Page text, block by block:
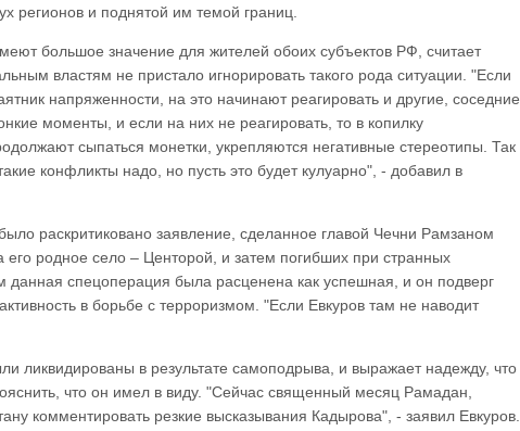
регионов и поднятой им темой границ.
большое значение для жителей обоих субъектов РФ, считает
властям не пристало игнорировать такого рода ситуации. "Если
напряженности, на это начинают реагировать и другие, соседние
моменты, и если на них не реагировать, то в копилку
сыпаться монетки, укрепляются негативные стереотипы. Так
конфликты надо, но пусть это будет кулуарно", - добавил в
раскритиковано заявление, сделанное главой Чечни Рамзаном
родное село – Центорой, и затем погибших при странных
данная спецоперация была расценена как успешная, и он подверг
в борьбе с терроризмом. "Если Евкуров там не наводит
ликвидированы в результате самоподрыва, и выражает надежду, что
что он имел в виду. "Сейчас священный месяц Рамадан,
комментировать резкие высказывания Кадырова", - заявил Евкуров.